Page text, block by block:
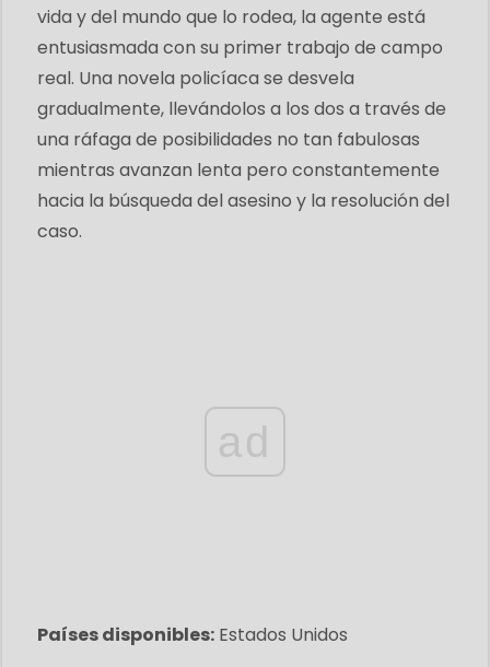
vida y del mundo que lo rodea, la agente está
entusiasmada con su primer trabajo de campo
real. Una novela policíaca se desvela
gradualmente, llevándolos a los dos a través de
una ráfaga de posibilidades no tan fabulosas
mientras avanzan lenta pero constantemente
hacia la búsqueda del asesino y la resolución del
caso.
ad
Países disponibles: Estados Unidos